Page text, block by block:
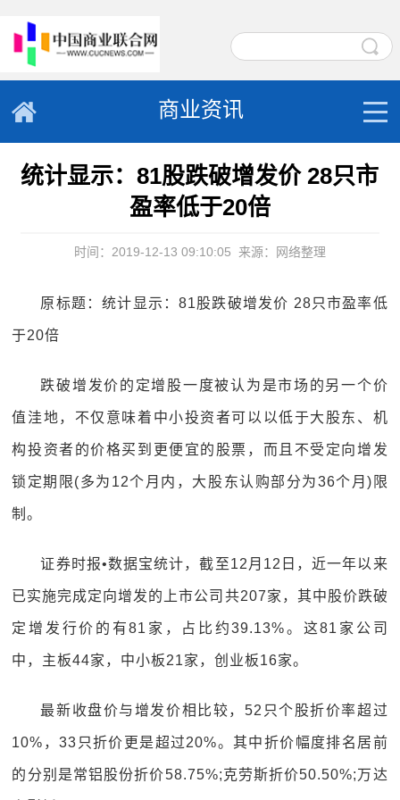
商业资讯
统计显示：81股跌破增发价 28只市
盈率低于20倍
时间：2019-12-13 09:10:05 来源：网络整理
原标题：统计显示：81股跌破增发价 28只市盈率低
于20倍
跌破增发价的定增股一度被认为是市场的另一个价
值洼地，不仅意味着中小投资者可以以低于大股东、机
构投资者的价格买到更便宜的股票，而且不受定向增发
锁定期限(多为12个月内，大股东认购部分为36个月)限
制。
证券时报•数据宝统计，截至12月12日，近一年以来
已实施完成定向增发的上市公司共207家，其中股价跌破
定增发行价的有81家，占比约39.13%。这81家公司
中，主板44家，中小板21家，创业板16家。
最新收盘价与增发价相比较，52只个股折价率超过
10%，33只折价更是超过20%。其中折价幅度排名居前
的分别是常铝股份折价58.75%;克劳斯折价50.50%;万达